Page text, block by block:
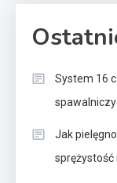
System 16
Jak
sprężystość